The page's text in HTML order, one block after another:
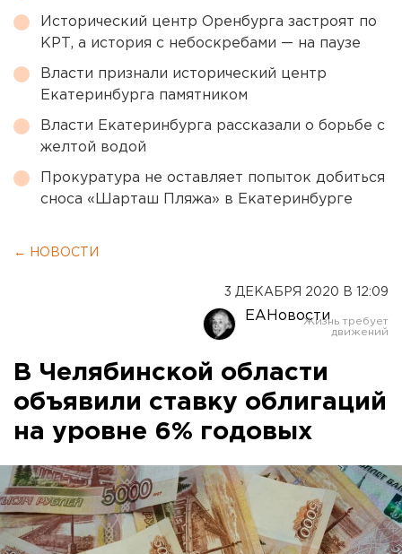
Исторический центр Оренбурга застроят по
КРТ, а история с небоскребами — на паузе
Власти признали исторический центр
Екатеринбурга памятником
Власти Екатеринбурга рассказали о борьбе с
желтой водой
Прокуратура не оставляет попыток добиться
сноса «Шарташ Пляжа» в Екатеринбурге
← НОВОСТИ
3 ДЕКАБРЯ 2020 В 12:09
ЕАНовости
В Челябинской области
объявили ставку облигаций
на уровне 6% годовых